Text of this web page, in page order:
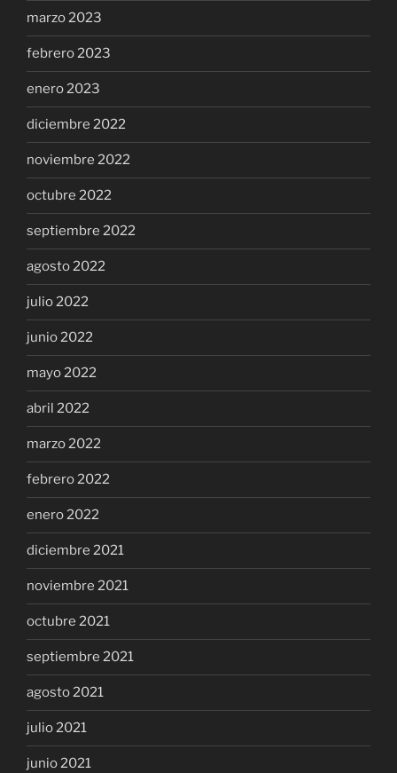
marzo 2023
febrero 2023
enero 2023
diciembre 2022
noviembre 2022
octubre 2022
septiembre 2022
agosto 2022
julio 2022
junio 2022
mayo 2022
abril 2022
marzo 2022
febrero 2022
enero 2022
diciembre 2021
noviembre 2021
octubre 2021
septiembre 2021
agosto 2021
julio 2021
junio 2021